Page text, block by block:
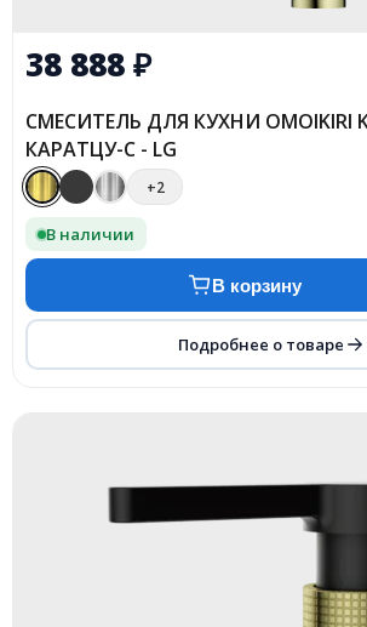
38 888₽
СМЕСИТЕЛЬ ДЛЯ КУХНИ OMOIKIRI
КАРАТЦУ-С - LG
+2
В наличии
В корзину
Подробнее о товаре